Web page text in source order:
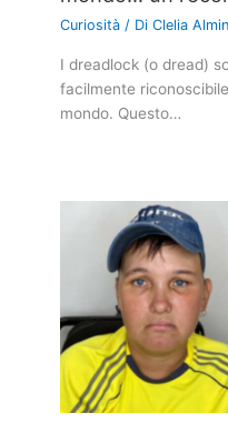
Curiosità / DiClelia
I dreadlock (o dread)
facilmente
mondo. Questo…